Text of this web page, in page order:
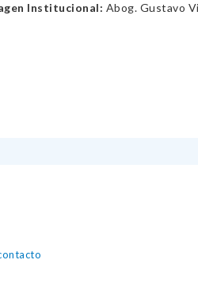
Institucional: Abog. Gustavo